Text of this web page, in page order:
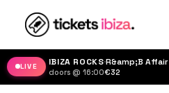
LIVE IBIZA ROCKS·R&amp;B Affair
doors @ 16:00·€32